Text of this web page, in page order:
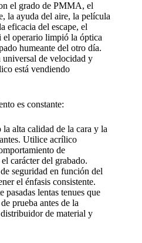
el grado de PMMA, el
la ayuda del aire, la película
eficacia del escape, el
el operario limpió la óptica
humeante del otro día.
universal de velocidad y
está vendiendo
es constante:
alta calidad de la cara y la
Utilice acrílico
de
carácter del grabado.
seguridad en función del
el énfasis consistente.
lentas tenues que
prueba antes de la
de material y